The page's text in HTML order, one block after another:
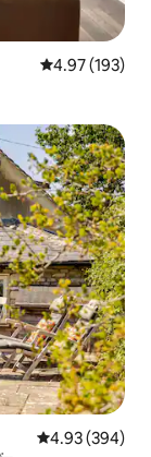
औसत रेटिंग 5 में से
4.97 (193)
औसत रेटिंग 5 में से
4.93 (394)